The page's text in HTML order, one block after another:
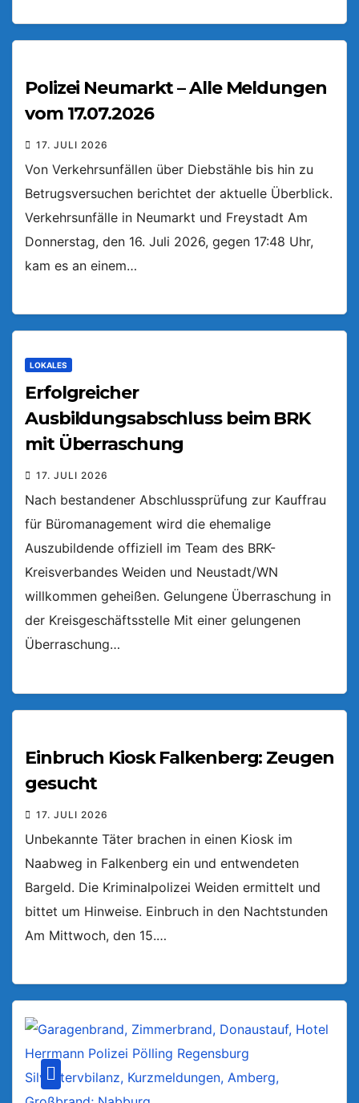
Polizei Neumarkt – Alle Meldungen
vom 17.07.2026
17. JULI 2026
Von Verkehrsunfällen über Diebstähle bis hin zu
Betrugsversuchen berichtet der aktuelle Überblick.
Verkehrsunfälle in Neumarkt und Freystadt Am
Donnerstag, den 16. Juli 2026, gegen 17:48 Uhr,
kam es an einem…
LOKALES
Erfolgreicher
Ausbildungsabschluss beim BRK
mit Überraschung
17. JULI 2026
Nach bestandener Abschlussprüfung zur Kauffrau
für Büromanagement wird die ehemalige
Auszubildende offiziell im Team des BRK-
Kreisverbandes Weiden und Neustadt/WN
willkommen geheißen. Gelungene Überraschung in
der Kreisgeschäftsstelle Mit einer gelungenen
Überraschung…
Einbruch Kiosk Falkenberg: Zeugen
gesucht
17. JULI 2026
Unbekannte Täter brachen in einen Kiosk im
Naabweg in Falkenberg ein und entwendeten
Bargeld. Die Kriminalpolizei Weiden ermittelt und
bittet um Hinweise. Einbruch in den Nachtstunden
Am Mittwoch, den 15.…